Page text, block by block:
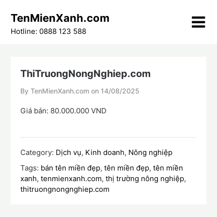
content
TenMienXanh.com
Hotline: 0888 123 588
ThiTruongNongNghiep.com
By TenMienXanh.com on 14/08/2025
Giá bán: 80.000.000 VND
Category: Dịch vụ, Kinh doanh, Nông nghiệp
Tags: bán tên miền đẹp,tên miền đẹp,tên miền
xanh,tenmienxanh.com,thị trường nông nghiệp,
thitruongnongnghiep.com